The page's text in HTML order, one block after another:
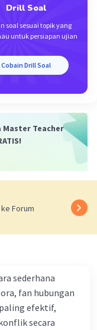
dalam
yang sedang
seseorang
buruk dan
kualitas
Drill Soal
soal sesuai topik yang
untuk persiapan ujian
Cobain Drill Soal
Master Teacher
Forum
sederhana
fan hubungan
efektif,